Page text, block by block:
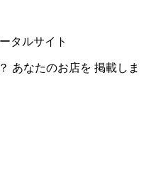
タルサイト
あなたのお店を 掲載しま